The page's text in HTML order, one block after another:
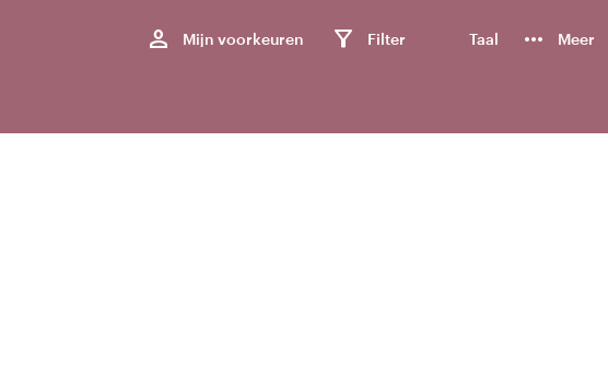
Mijn voorkeuren
person Filter
filter_alt Taal Meer
more_horiz